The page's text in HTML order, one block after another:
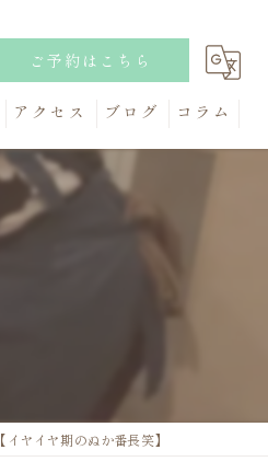
ご予約はこちら
アクセス ブログ コラム
【イヤイヤ期のぬか番長笑】